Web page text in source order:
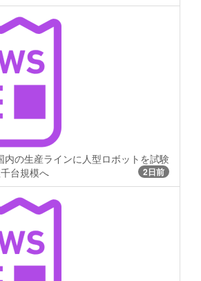
内の生産ラインに人型ロボットを試験
台規模へ
2日前